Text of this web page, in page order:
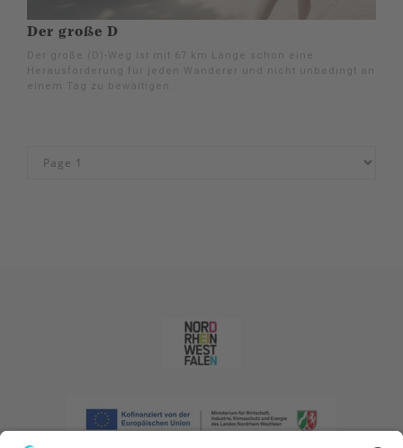
Der große D
Der große (D)-Weg ist mit 67 km Länge schon eine
Herausforderung für jeden Wanderer und nicht unbedingt an
einem Tag zu bewältigen.